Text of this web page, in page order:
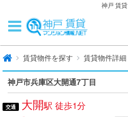
神戸 賃貸
賃貸物件を探す 賃貸物件詳細
神戸市兵庫区大開通7丁目
交通 大開駅 徒歩1分